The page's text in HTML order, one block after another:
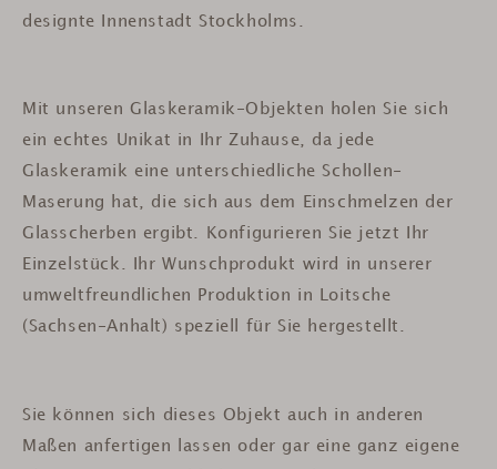
designte Innenstadt Stockholms.
Mit unseren Glaskeramik-Objekten holen Sie sich
ein echtes Unikat in Ihr Zuhause, da jede
Glaskeramik eine unterschiedliche Schollen-
Maserung hat, die sich aus dem Einschmelzen der
Glasscherben ergibt. Konfigurieren Sie jetzt Ihr
Einzelstück. Ihr Wunschprodukt wird in unserer
umweltfreundlichen Produktion in Loitsche
(Sachsen-Anhalt) speziell für Sie hergestellt.
Sie können sich dieses Objekt auch in anderen
Maßen anfertigen lassen oder gar eine ganz eigene